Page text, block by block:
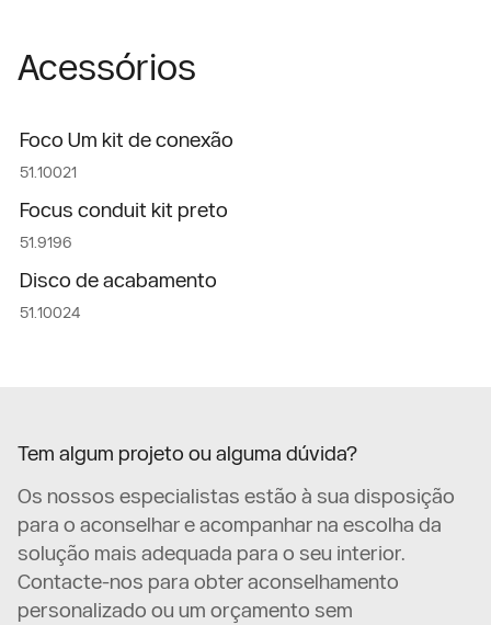
Acessórios
Foco Um kit de conexão
51.10021
Focus conduit kit preto
51.9196
Disco de acabamento
51.10024
Tem algum projeto ou alguma dúvida?
Os nossos especialistas estão à sua disposição
para o aconselhar e acompanhar na escolha da
solução mais adequada para o seu interior.
Contacte-nos para obter aconselhamento
personalizado ou um orçamento sem